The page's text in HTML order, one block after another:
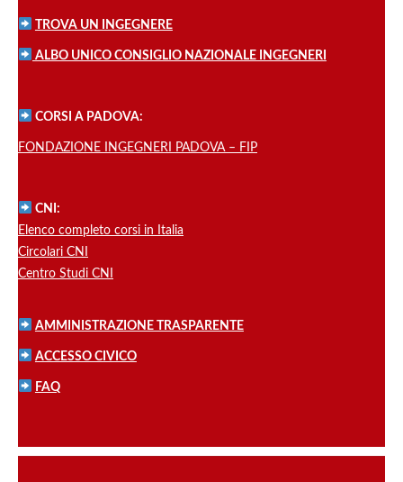
TROVA UN INGEGNERE
ALBO UNICO CONSIGLIO NAZIONALE INGEGNERI
CORSI A PADOVA:
FONDAZIONE INGEGNERI PADOVA – FIP
CNI:
Elenco completo corsi in Italia
Circolari CNI
Centro Studi CNI
AMMINISTRAZIONE TRASPARENTE
ACCESSO CIVICO
FAQ